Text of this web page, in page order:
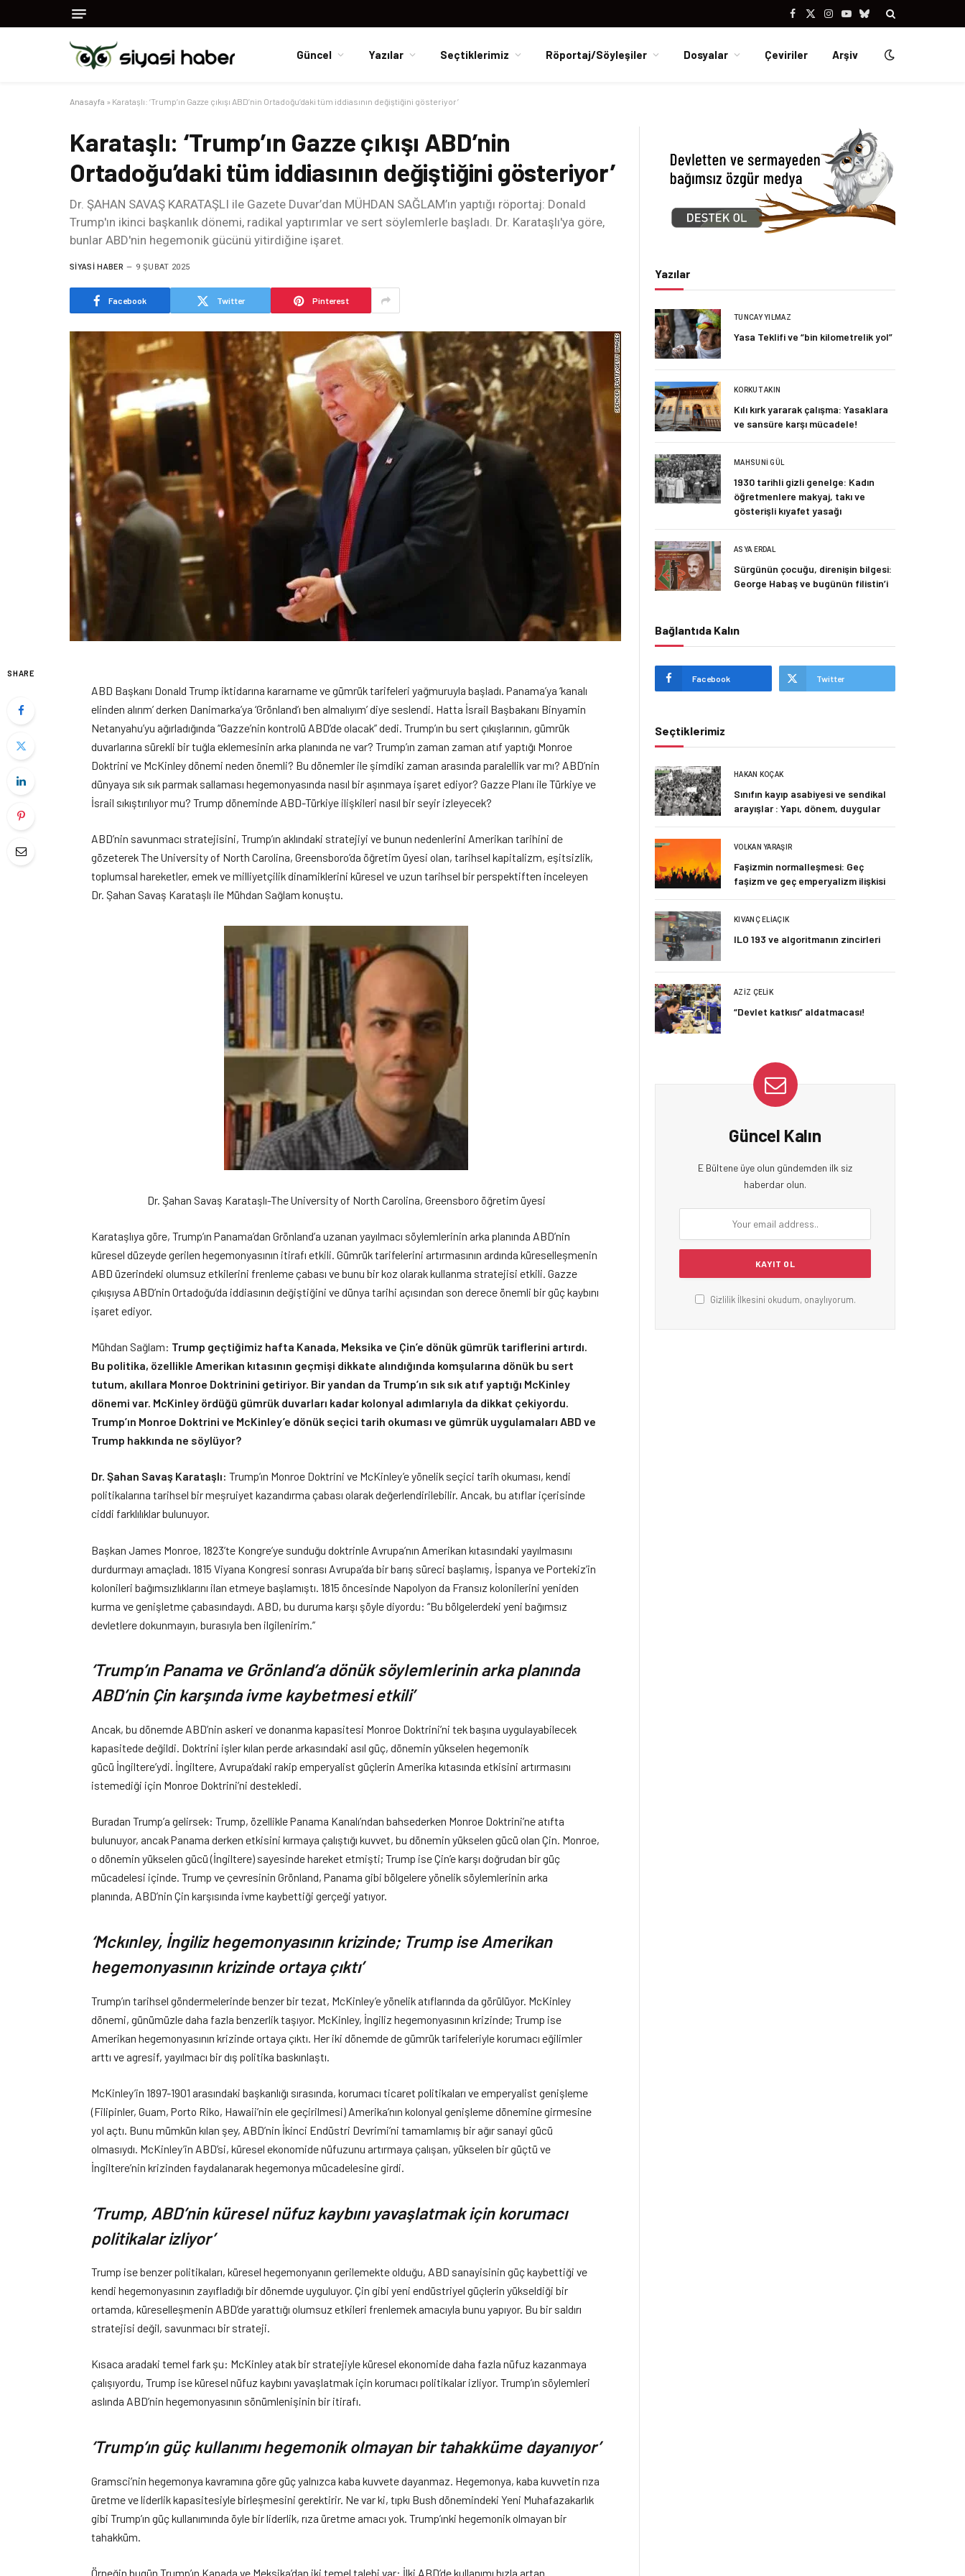
Facebook
X
Instagram
YouTubeBluesky
Güncel Yazılar Seçtiklerimiz Röportaj/Söyleşiler Dosyalar Çeviriler Arşiv
Anasayfa » Karataşlı: ‘Trump’ın Gazze çıkışı ABD’nin Ortadoğu’daki tüm iddiasının değiştiğini gösteriyor’
Karataşlı: ‘Trump’ın Gazze çıkışı ABD’nin
Ortadoğu’daki tüm iddiasının değiştiğini gösteriyor’
Dr. ŞAHAN SAVAŞ KARATAŞLI ile Gazete Duvar’dan MÜHDAN SAĞLAM’ın yaptığı röportaj: Donald
Trump'ın ikinci başkanlık dönemi, radikal yaptırımlar ve sert söylemlerle başladı. Dr. Karataşlı'ya göre,
bunlar ABD'nin hegemonik gücünü yitirdiğine işaret.
SIYASI HABER 9 ŞUBAT 2025
Facebook Twitter Pinterest
SHARE
ABD Başkanı Donald Trump iktidarına kararname ve gümrük tarifeleri yağmuruyla başladı. Panama’ya ‘kanalı
elinden alırım’ derken Danimarka’ya ‘Grönland’ı ben almalıyım’ diye seslendi. Hatta İsrail Başbakanı Binyamin
Netanyahu’yu ağırladığında “Gazze’nin kontrolü ABD’de olacak” dedi. Trump’ın bu sert çıkışlarının, gümrük
duvarlarına sürekli bir tuğla eklemesinin arka planında ne var? Trump’ın zaman zaman atıf yaptığı Monroe
Doktrini ve McKinley dönemi neden önemli? Bu dönemler ile şimdiki zaman arasında paralellik var mı? ABD’nin
dünyaya sık sık parmak sallaması hegemonyasında nasıl bir aşınmaya işaret ediyor? Gazze Planı ile Türkiye ve
İsrail sıkıştırılıyor mu? Trump döneminde ABD-Türkiye ilişkileri nasıl bir seyir izleyecek?
ABD’nin savunmacı stratejisini, Trump’ın aklındaki stratejiyi ve bunun nedenlerini Amerikan tarihini de
gözeterek The University of North Carolina, Greensboro’da öğretim üyesi olan, tarihsel kapitalizm, eşitsizlik,
toplumsal hareketler, emek ve milliyetçilik dinamiklerini küresel ve uzun tarihsel bir perspektiften inceleyen
Dr. Şahan Savaş Karataşlı ile Mühdan Sağlam konuştu.
Dr. Şahan Savaş Karataşlı-The University of North Carolina, Greensboro öğretim üyesi
Karataşlıya göre, Trump’ın Panama’dan Grönland’a uzanan yayılmacı söylemlerinin arka planında ABD’nin
küresel düzeyde gerilen hegemonyasının itirafı etkili. Gümrük tarifelerini artırmasının ardında küreselleşmenin
ABD üzerindeki olumsuz etkilerini frenleme çabası ve bunu bir koz olarak kullanma stratejisi etkili. Gazze
çıkışıysa ABD’nin Ortadoğu’da iddiasının değiştiğini ve dünya tarihi açısından son derece önemli bir güç kaybını
işaret ediyor.
Mühdan Sağlam: Trump geçtiğimiz hafta Kanada, Meksika ve Çin’e dönük gümrük tariflerini artırdı.
Bu politika, özellikle Amerikan kıtasının geçmişi dikkate alındığında komşularına dönük bu sert
tutum, akıllara Monroe Doktrinini getiriyor. Bir yandan da Trump’ın sık sık atıf yaptığı McKinley
dönemi var. McKinley ördüğü gümrük duvarları kadar kolonyal adımlarıyla da dikkat çekiyordu.
Trump’ın Monroe Doktrini ve McKinley’e dönük seçici tarih okuması ve gümrük uygulamaları ABD ve
Trump hakkında ne söylüyor?
Dr. Şahan Savaş Karataşlı:Trump’ın Monroe Doktrini ve McKinley’e yönelik seçici tarih okuması, kendi
politikalarına tarihsel bir meşruiyet kazandırma çabası olarak değerlendirilebilir. Ancak, bu atıflar içerisinde
ciddi farklılıklar bulunuyor.
Başkan James Monroe, 1823’te Kongre’ye sunduğu doktrinle Avrupa’nın Amerikan kıtasındaki yayılmasını
durdurmayı amaçladı. 1815 Viyana Kongresi sonrası Avrupa’da bir barış süreci başlamış, İspanya ve Portekiz’in
kolonileri bağımsızlıklarını ilan etmeye başlamıştı. 1815 öncesinde Napolyon da Fransız kolonilerini yeniden
kurma ve genişletme çabasındaydı. ABD, bu duruma karşı şöyle diyordu: “Bu bölgelerdeki yeni bağımsız
devletlere dokunmayın, burasıyla ben ilgilenirim.”
‘Trump’ın Panama ve Grönland’a dönük söylemlerinin arka planında
ABD’nin Çin karşında ivme kaybetmesi etkili’
Ancak, bu dönemde ABD’nin askeri ve donanma kapasitesi Monroe Doktrini’ni tek başına uygulayabilecek
kapasitede değildi. Doktrini işler kılan perde arkasındaki asıl güç, dönemin yükselen hegemonik
gücü İngiltere’ydi. İngiltere, Avrupa’daki rakip emperyalist güçlerin Amerika kıtasında etkisini artırmasını
istemediği için Monroe Doktrini’ni destekledi.
Buradan Trump’a gelirsek: Trump, özellikle Panama Kanalı’ndan bahsederken Monroe Doktrini’ne atıfta
bulunuyor, ancak Panama derken etkisini kırmaya çalıştığı kuvvet, bu dönemin yükselen gücü olan Çin. Monroe,
o dönemin yükselen gücü (İngiltere) sayesinde hareket etmişti; Trump ise Çin’e karşı doğrudan bir güç
mücadelesi içinde. Trump ve çevresinin Grönland, Panama gibi bölgelere yönelik söylemlerinin arka
planında, ABD’nin Çin karşısında ivme kaybettiği gerçeği yatıyor.
‘Mckınley, İngiliz hegemonyasının krizinde; Trump ise Amerikan
hegemonyasının krizinde ortaya çıktı’
Trump’ın tarihsel göndermelerinde benzer bir tezat, McKinley’e yönelik atıflarında da görülüyor. McKinley
dönemi, günümüzle daha fazla benzerlik taşıyor. McKinley, İngiliz hegemonyasının krizinde; Trump ise
Amerikan hegemonyasının krizinde ortaya çıktı. Her iki dönemde de gümrük tarifeleriyle korumacı eğilimler
arttı ve agresif, yayılmacı bir dış politika baskınlaştı.
McKinley’in 1897-1901 arasındaki başkanlığı sırasında, korumacı ticaret politikaları ve emperyalist genişleme
(Filipinler, Guam, Porto Riko, Hawaii’nin ele geçirilmesi) Amerika’nın kolonyal genişleme dönemine girmesine
yol açtı. Bunu mümkün kılan şey, ABD’nin İkinci Endüstri Devrimi’ni tamamlamış bir ağır sanayi gücü
olmasıydı. McKinley’in ABD’si, küresel ekonomide nüfuzunu artırmaya çalışan, yükselen bir güçtü ve
İngiltere’nin krizinden faydalanarak hegemonya mücadelesine girdi.
‘Trump, ABD’nin küresel nüfuz kaybını yavaşlatmak için korumacı
politikalar izliyor’
Trump ise benzer politikaları, küresel hegemonyanın gerilemekte olduğu, ABD sanayisinin güç kaybettiği ve
kendi hegemonyasının zayıfladığı bir dönemde uyguluyor. Çin gibi yeni endüstriyel güçlerin yükseldiği bir
ortamda, küreselleşmenin ABD’de yarattığı olumsuz etkileri frenlemek amacıyla bunu yapıyor. Bu bir saldırı
stratejisi değil, savunmacı bir strateji.
Kısaca aradaki temel fark şu: McKinley atak bir stratejiyle küresel ekonomide daha fazla nüfuz kazanmaya
çalışıyordu, Trump ise küresel nüfuz kaybını yavaşlatmak için korumacı politikalar izliyor. Trump’ın söylemleri
aslında ABD’nin hegemonyasının sönümlenişinin bir itirafı.
‘Trump’ın güç kullanımı hegemonik olmayan bir tahakküme dayanıyor’
Gramsci’nin hegemonya kavramına göre güç yalnızca kaba kuvvete dayanmaz. Hegemonya, kaba kuvvetin rıza
üretme ve liderlik kapasitesiyle birleşmesini gerektirir. Ne var ki, tıpkı Bush dönemindeki Yeni Muhafazakarlık
gibi Trump’ın güç kullanımında öyle bir liderlik, rıza üretme amacı yok. Trump’ınki hegemonik olmayan bir
tahakküm.
Örneğin bugün Trump’ın Kanada ve Meksika’dan iki temel talebi var: İlki ABD’de kullanımı hızla artan
Yazılar
TUNCAY YILMAZ
Yasa Teklifi ve “bin kilometrelik yol”
KORKUT AKIN
Kılı kırk yararak çalışma: Yasaklara
ve sansüre karşı mücadele!
MAHSUNI GÜL
1930 tarihli gizli genelge: Kadın
öğretmenlere makyaj, takı ve
gösterişli kıyafet yasağı
ASYA ERDAL
Sürgünün çocuğu, direnişin bilgesi:
George Habaş ve bugünün filistin’i
Bağlantıda Kalın
Facebook Twitter
Seçtiklerimiz
HAKAN KOÇAK
Sınıfın kayıp asabiyesi ve sendikal
arayışlar : Yapı, dönem, duygular
VOLKAN YARAŞIR
Faşizmin normalleşmesi: Geç
faşizm ve geç emperyalizm ilişkisi
KIVANÇ ELIAÇIK
ILO 193 ve algoritmanın zincirleri
AZIZ ÇELIK
“Devlet katkısı” aldatmacası!
Güncel Kalın
E Bültene üye olun gündemden ilk siz
haberdar olun.
Gizlilik İlkesini okudum, onaylıyorum.